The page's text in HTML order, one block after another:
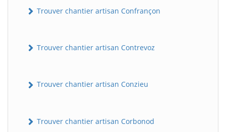
Trouver chantier artisan Confrançon
Trouver chantier artisan Contrevoz
Trouver chantier artisan Conzieu
Trouver chantier artisan Corbonod